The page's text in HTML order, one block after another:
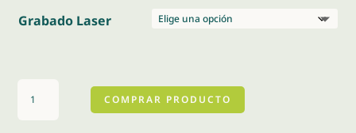
Grabado Laser
uruguayo
COMPRAR PRODUCTO